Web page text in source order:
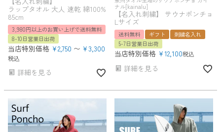
ラップタオル 大人 速乾 綿100%
85cm
3,980円以上のお買い上げで送料無料
8-10日営業日出荷
当店特別価格 ¥2,750 〜 ¥3,300
税込
詳細を見る
ナル[kainalu]
【名入れ刺繍】 サウナポンチョ
Lサイズ
送料無料 ギフト
刺繍名入れ
5-7日営業日出荷
当店特別価格 ¥12,100税込
詳細を見る